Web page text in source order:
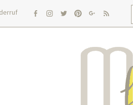
facebookInstagram
twitterpinterest
google
rss